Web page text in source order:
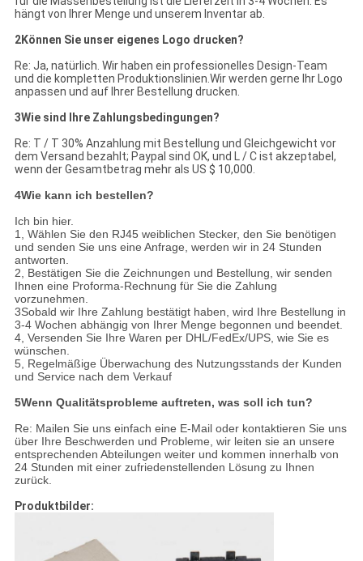
hängt von Ihrer Menge und unserem Inventar ab.
2Können Sie unser eigenes Logo drucken?
Re: Ja, natürlich. Wir haben ein professionelles Design-Team
und die kompletten Produktionslinien.Wir werden gerne Ihr Logo
anpassen und auf Ihrer Bestellung drucken.
3Wie sind Ihre Zahlungsbedingungen?
Re: T / T 30% Anzahlung mit Bestellung und Gleichgewicht vor
dem Versand bezahlt; Paypal sind OK, und L / C ist akzeptabel,
wenn der Gesamtbetrag mehr als US $ 10,000.
4Wie kann ich bestellen?
Ich bin hier.
1, Wählen Sie den RJ45 weiblichen Stecker, den Sie benötigen
und senden Sie uns eine Anfrage, werden wir in 24 Stunden
antworten.
2, Bestätigen Sie die Zeichnungen und Bestellung, wir senden
Ihnen eine Proforma-Rechnung für Sie die Zahlung
vorzunehmen.
3Sobald wir Ihre Zahlung bestätigt haben, wird Ihre Bestellung in
3-4 Wochen abhängig von Ihrer Menge begonnen und beendet.
4, Versenden Sie Ihre Waren per DHL/FedEx/UPS, wie Sie es
wünschen.
5, Regelmäßige Überwachung des Nutzungsstands der Kunden
und Service nach dem Verkauf
5Wenn Qualitätsprobleme auftreten, was soll ich tun?
Re: Mailen Sie uns einfach eine E-Mail oder kontaktieren Sie uns
über Ihre Beschwerden und Probleme, wir leiten sie an unsere
entsprechenden Abteilungen weiter und kommen innerhalb von
24 Stunden mit einer zufriedenstellenden Lösung zu Ihnen
zurück.
Produktbilder: